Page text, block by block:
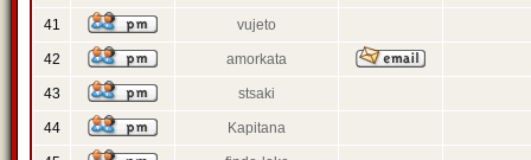
41 vujeto
42 amorkata
43 stsaki
44 Kapitana